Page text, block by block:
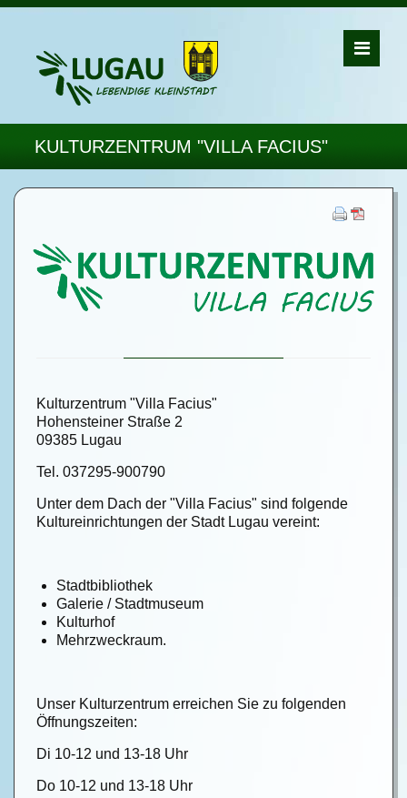
KULTURZENTRUM "VILLA FACIUS"
Kulturzentrum "Villa Facius"
Hohensteiner Straße 2
09385 Lugau
Tel. 037295-900790
Unter dem Dach der "Villa Facius" sind folgende
Kultureinrichtungen der Stadt Lugau vereint:
Stadtbibliothek
Galerie / Stadtmuseum
Kulturhof
Mehrzweckraum.
Unser Kulturzentrum erreichen Sie zu folgenden
Öffnungszeiten:
Di 10-12 und 13-18 Uhr
Do 10-12 und 13-18 Uhr